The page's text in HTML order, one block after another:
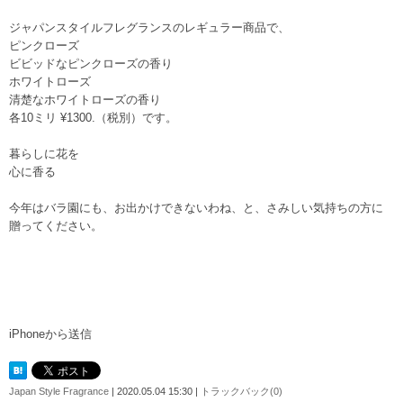
ジャパンスタイルフレグランスのレギュラー商品で、
ピンクローズ
ビビッドなピンクローズの香り
ホワイトローズ
清楚なホワイトローズの香り
各10ミリ ¥1300.（税別）です。
暮らしに花を
心に香る
今年はバラ園にも、お出かけできないわね、と、さみしい気持ちの方に
贈ってください。
iPhoneから送信
Japan Style Fragrance | 2020.05.04 15:30 | トラックバック(0)